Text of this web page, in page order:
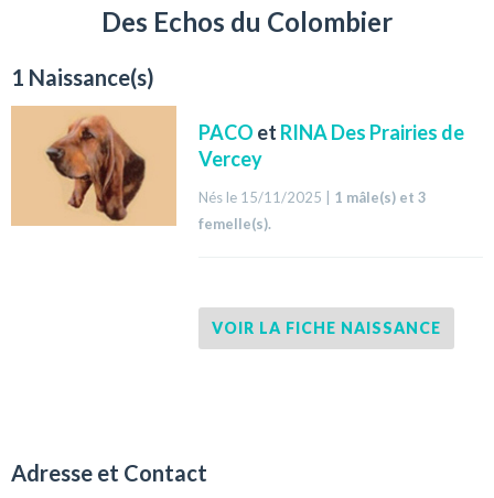
Des Echos du Colombier
1 Naissance(s)
PACO et RINA Des Prairies de
Vercey
Nés le 15/11/2025 | 1 mâle(s) et 3
femelle(s).
VOIR LA FICHE NAISSANCE
Adresse et Contact